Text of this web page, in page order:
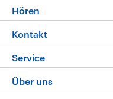
Programm
Die Nachrichten
Neue Beiträge
Hören
Livestream
Podcasts
Kontakt
Hörerservice
Service
FAQ
Über uns